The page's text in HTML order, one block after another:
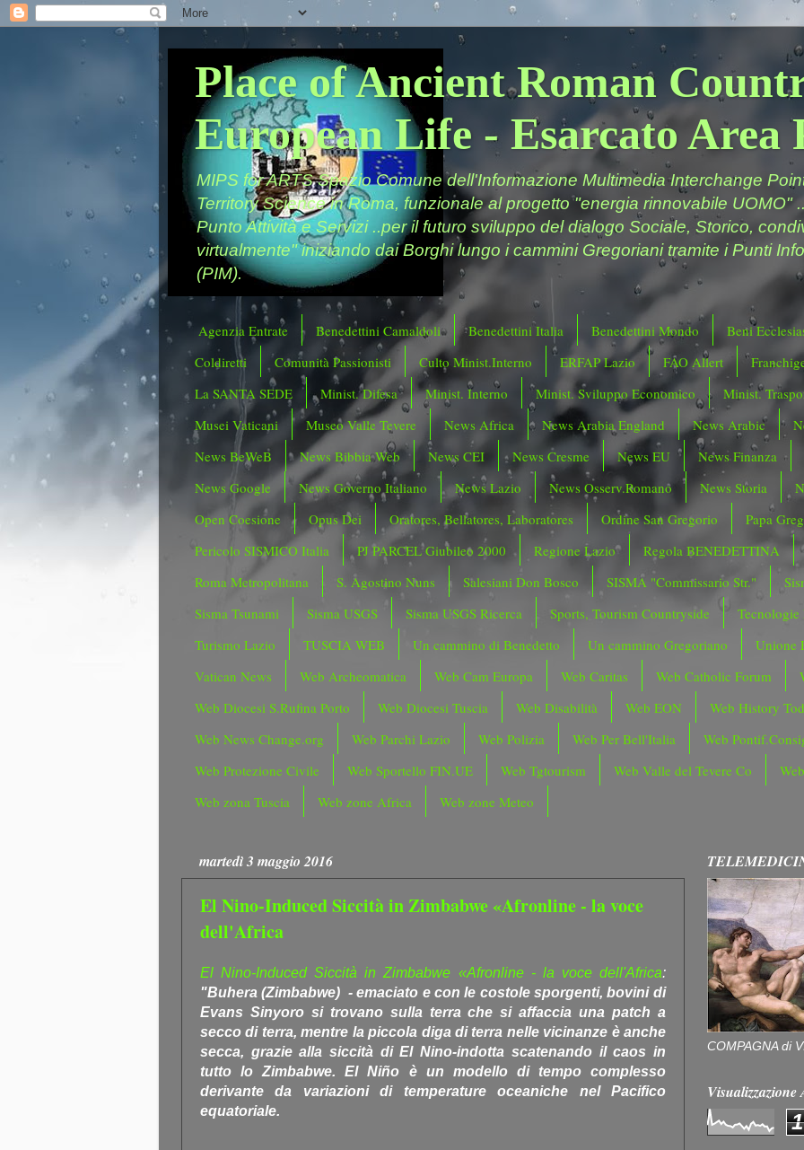
Place of Ancient Roman
European Life - Esarcato Area
MIPS for ARTS Spazio Comune dell'Informazione Multimedia Interchange
Territory Science in Roma, funzionale al progetto "energia rinnovabile UOMO"
Punto Attività e Servizi ..per il futuro sviluppo del dialogo Sociale, Storico,
virtualmente" iniziando dai Borghi lungo i cammini Gregoriani tramite i Punti
(PIM).
Agenzia Entrate Benedettini Camaldoli Benedettini Italia Benedettini Mondo
Beni
Coldiretti
Comunità Passionisti Culto Minist.Interno ERFAP Lazio FAO Allert
La SANTA SEDE
Minist. Difesa Minist. Interno Minist. Sviluppo Economico
Minist.
Musei Vaticani
Museo Valle Tevere News Africa News Arabia England News Arabic
News BeWeB
News Bibbia Web News CEI News Cresme News EU
News Finanza
News Google
News Governo Italiano News Lazio News Osserv.Romano News Storia
Open Coesione
Opus Dei Oratores, Bellatores, Laboratores Ordine San Gregorio
Papa
Pericolo SISMICO Italia
PJ PARCEL Giubileo 2000 Regione Lazio
Regola BENEDETTINA
Roma Metropolitana
S. Agostino Nuns Salesiani Don Bosco SISMA "Commissario Str."
Sisma Tsunami
Sisma USGS Sisma USGS Ricerca Sports, Tourism Countryside
Tecnologie
Turismo Lazio
TUSCIA WEB Un cammino di Benedetto Un cammino Gregoriano
Unione
Vatican News
Web Archeomatica Web Cam Europa Web Caritas Web Catholic Forum
Web Diocesi S.Rufina Porto
Web Diocesi Tuscia Web Disabilità Web EON
Web History
Web News Change.org
Web Parchi Lazio Web Polizia Web Per Bell'Italia
Web
Web Protezione Civile
Web Sportello FIN.UE Web Tgtourism Web Valle del Tevere Co
Web zona Tuscia
Web zone Africa Web zone Meteo
martedì 3 maggio 2016
El Nino-Induced Siccità in Zimbabwe «Afronline - la voce
dell'Africa
El Nino-Induced Siccità in Zimbabwe «Afronline - la voce dell'Africa:
"Buhera (Zimbabwe) - emaciato e con le costole sporgenti, bovini di
Evans Sinyoro si trovano sulla terra che si affaccia una patch a
secco di terra, mentre la piccola diga di terra nelle vicinanze è anche
secca, grazie alla siccità di El Nino-indotta scatenando il caos in
tutto lo Zimbabwe. El Niño è un modello di tempo complesso
derivante da variazioni di temperature oceaniche nel Pacifico
equatoriale.
COMPAGNA di
1